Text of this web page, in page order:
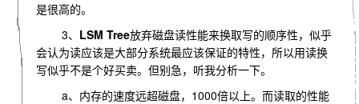
是很高的。
3、 LSM Tree放弃磁盘读性能来换取写的顺序性，似乎
会认为读应该是大部分系统最应该保证的特性，所以用读换
写似乎不是个好买卖。但别急，听我分析一下。
a、内存的速度远超磁盘，1000倍以上。而读取的性能